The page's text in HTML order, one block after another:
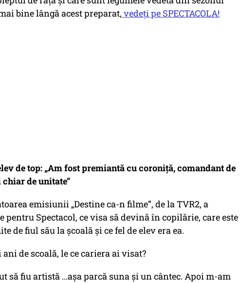
bine lângă acest preparat, vedeți pe SPECTACOLA!
de top: „Am fost premiantă cu coroniță, comandant de
de unitate”
emisiunii „Destine ca-n filme”, de la TVR2, a
Spectacol, ce visa să devină în copilărie, care este
de fiul său la școală și ce fel de elev era ea.
de scoală, le ce cariera ai visat?
să fiu artistă ...așa parcă suna și un cântec. Apoi m-am